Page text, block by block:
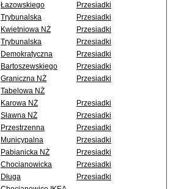
Łazowskiego
Przesiadki
Trybunalska
Przesiadki
Kwietniowa NŻ
Przesiadki
Trybunalska
Przesiadki
Demokratyczna
Przesiadki
Bartoszewskiego
Przesiadki
Graniczna NŻ
Przesiadki
Tabelowa NŻ
Karowa NŻ
Przesiadki
Sławna NŻ
Przesiadki
Przestrzenna
Przesiadki
Municypalna
Przesiadki
Pabianicka NŻ
Przesiadki
Chocianowicka
Przesiadki
Długa
Przesiadki